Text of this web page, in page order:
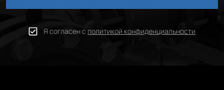
Я согласен с политикой конфиденциальности